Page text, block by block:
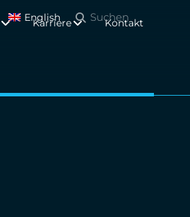
Karriere Kontakt
English